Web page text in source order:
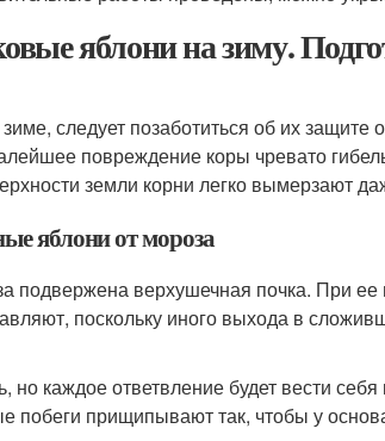
яблони на зиму.
следует позаботиться об их защите
повреждение коры чревато
земли корни легко вымерзают
яблони от мороза
подвержена верхушечная почка. При ее
поскольку иного выхода в
но каждое ответвление будет вести
побеги прищипывают так, чтобы у